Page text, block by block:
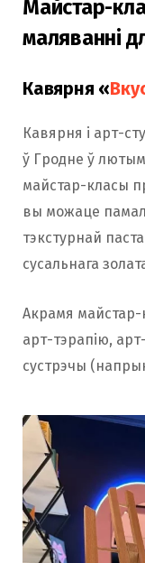
Майстар-
маляванні
Кавярня «
Кавярня і арт-
ў Гродне ў
майстар-класы
вы можаце
тэкстурнай
сусальнага
Акрамя майстар-
арт-тэрапію,
сустрэчы